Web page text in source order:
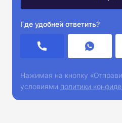
Где удобней ответить?
Нажимая на кнопку
условиями политики